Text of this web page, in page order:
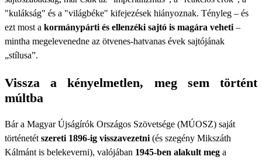
"kulákság" és a "világbéke" kifejezések hiányoznak. Tényleg – és
ezt most a kormánypárti és ellenzéki sajtó is magára veheti –
mintha megelevenedne az ötvenes-hatvanas évek sajtójának
„stílusa”.
Vissza a kényelmetlen, meg sem történt
múltba
Bár a Magyar Újságírók Országos Szövetsége (MÚOSZ) saját
történetét szereti 1896-ig visszavezetni (és szegény Mikszáth
Kálmánt is belekeverni), valójában 1945-ben alakult meg a